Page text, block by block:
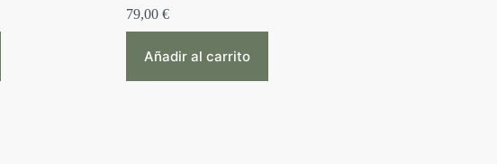
79,00€
Añadir al carrito